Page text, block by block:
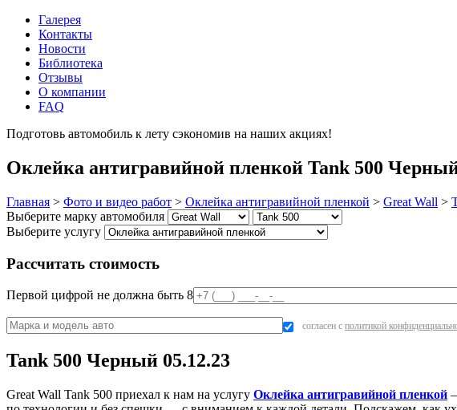
Галерея
Контакты
Новости
Библиотека
Отзывы
О компании
FAQ
Подготовь автомобиль к лету сэкономив на наших акциях!
Оклейка антигравийной пленкой Tank 500
Главная > Фото и видео работ > Оклейка антигравийной пленкой > Great Wall >
Выберите марку автомобиля
Выберите услугу
Рассчитать стоимость
Первой цифрой не должна быть 8
согласен с политикой
Tank 500 Черный 05.12.23
Great Wall Tank 500 приехал к нам на услугу Оклейка антигравийной пленкой